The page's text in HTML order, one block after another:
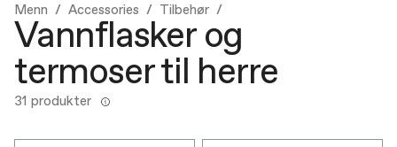
Menn Accessories Tilbehør
Vannflasker og
termoser til herre
31 produkter